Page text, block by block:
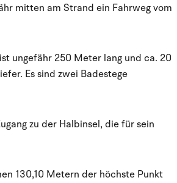
mitten am Strand ein Fahrweg vom
ungefähr 250 Meter lang und ca. 20
Es sind zwei Badestege
zu der Halbinsel, die für sein
130,10 Metern der höchste Punkt